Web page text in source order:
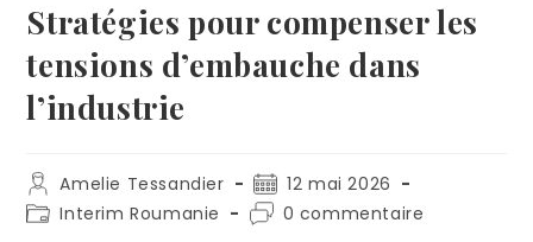
Stratégies pour compenser les
tensions d’embauche dans
l’industrie
Amelie Tessandier
12 mai 2026
Interim Roumanie
0 commentaire